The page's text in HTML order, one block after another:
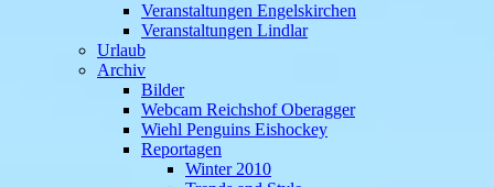
Veranstaltungen Engelskirchen
Veranstaltungen Lindlar
Urlaub
Archiv
Bilder
Webcam Reichshof Oberagger
Wiehl Penguins Eishockey
Reportagen
Winter 2010